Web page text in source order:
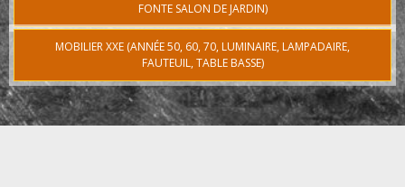
FONTE SALON DE JARDIN)
MOBILIER XXE (ANNÉE 50, 60, 70, LUMINAIRE, LAMPADAIRE,
FAUTEUIL, TABLE BASSE)